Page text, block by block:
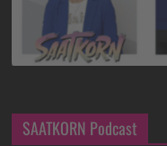
SAATKORN Podcast